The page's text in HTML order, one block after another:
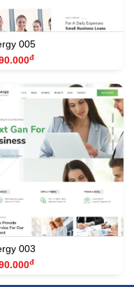
005
đ
003
đ